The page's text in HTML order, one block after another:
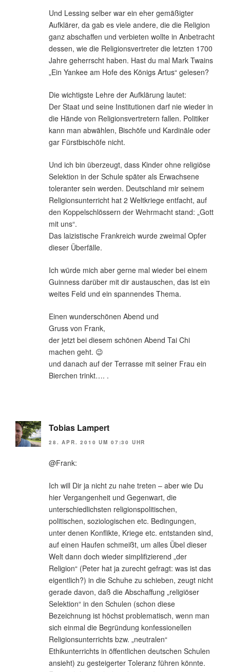
Und Lessing selber war ein eher gemäßigter
Aufklärer, da gab es viele andere, die die Religion
ganz abschaffen und verbieten wollte in Anbetracht
dessen, wie die Religionsvertreter die letzten 1700
Jahre geherrscht haben. Hast du mal Mark Twains
„Ein Yankee am Hofe des Königs Artus“ gelesen?
Die wichtigste Lehre der Aufklärung lautet:
Der Staat und seine Institutionen darf nie wieder in
die Hände von Religionsvertretern fallen. Politiker
kann man abwählen, Bischöfe und Kardinäle oder
gar Fürstbischöfe nicht.
Und ich bin überzeugt, dass Kinder ohne religiöse
Selektion in der Schule später als Erwachsene
toleranter sein werden. Deutschland mir seinem
Religionsunterricht hat 2 Weltkriege entfacht, auf
den Koppelschlössern der Wehrmacht stand: „Gott
mit uns“.
Das laizistische Frankreich wurde zweimal Opfer
dieser Überfälle.
Ich würde mich aber gerne mal wieder bei einem
Guinness darüber mit dir austauschen, das ist ein
weites Feld und ein spannendes Thema.
Einen wunderschönen Abend und
Gruss von Frank,
der jetzt bei diesem schönen Abend Tai Chi
machen geht. 😉
und danach auf der Terrasse mit seiner Frau ein
Bierchen trinkt…. .
Tobias Lampert
28. APR. 2010 UM 07:30 UHR
@Frank:
Ich will Dir ja nicht zu nahe treten – aber wie Du
hier Vergangenheit und Gegenwart, die
unterschiedlichsten religionspolitischen,
politischen, soziologischen etc. Bedingungen,
unter denen Konflikte, Kriege etc. entstanden sind,
auf einen Haufen schmeißt, um alles Übel dieser
Welt dann doch wieder simplifizierend „der
Religion“ (Peter hat ja zurecht gefragt: was ist das
eigentlich?) in die Schuhe zu schieben, zeugt nicht
gerade davon, daß die Abschaffung „religiöser
Selektion“ in den Schulen (schon diese
Bezeichnung ist höchst problematisch, wenn man
sich einmal die Begründung konfessionellen
Religionsunterrichts bzw. „neutralen“
Ethikunterrichts in öffentlichen deutschen Schulen
ansieht) zu gesteigerter Toleranz führen könnte.